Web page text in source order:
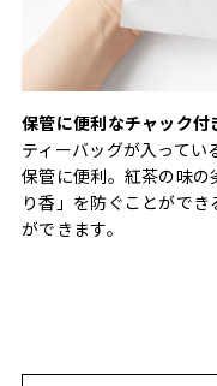
保管に便利なチャック付
ティーバッグが入って
保管に便利。紅茶の味
り香」を防ぐことがで
ができます。